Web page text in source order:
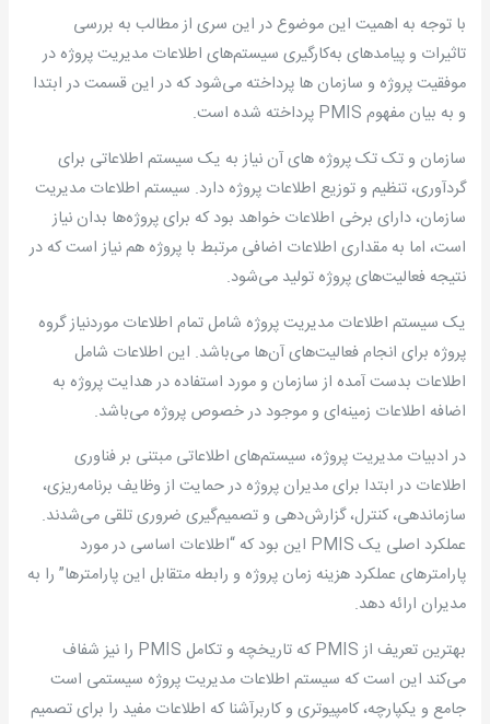
با توجه به اهمیت این موضوع در این سری از مطالب به بررسی
تاثیرات و پیامدهای به‌کارگیری سیستم‌های اطلاعات مدیریت پروژه در
موفقیت پروژه و سازمان ها پرداخته می‌شود که در این قسمت در ابتدا
و به بیان مفهوم PMIS پرداخته شده است.
سازمان و تک تک پروژه های آن نیاز به یک سیستم اطلاعاتی برای
گردآوری، تنظیم و توزیع اطلاعات پروژه دارد. سیستم اطلاعات مدیریت
سازمان، دارای برخی اطلاعات خواهد بود که برای پروژه‌ها بدان نیاز
است، اما به مقداری اطلاعات اضافی مرتبط با پروژه هم نیاز است که در
نتیجه فعالیت‌های پروژه تولید می‌شود.
یک سیستم اطلاعات مدیریت پروژه شامل تمام اطلاعات موردنیاز گروه
پروژه برای انجام فعالیت‌های آ‌ن‌ها می‌باشد. این اطلاعات شامل
اطلاعات بدست آمده از سازمان و مورد استفاده در هدایت پروژه به
اضافه اطلاعات زمینه‌ای و موجود در خصوص پروژه می‌باشد.
در ادبیات مدیریت پروژه، سیستم‌های اطلاعاتی مبتنی بر فناوری
اطلاعات در ابتدا برای مدیران پروژه در حمایت از وظایف برنامه‌ریزی،
سازماندهی، کنترل، گزارش‌دهی و تصمیم‌گیری ضروری تلقی می‌شدند.
عملکرد اصلی یک PMIS این بود که “اطلاعات اساسی در مورد
پارامترهای عملکرد هزینه زمان پروژه و رابطه متقابل این پارامترها” را به
مدیران ارائه دهد.
بهترین تعریف از PMIS که تاریخچه و تکامل PMIS را نیز شفاف
می‌کند این است که سیستم اطلاعات مدیریت پروژه سیستمی است
جامع و یکپارچه، کامپیوتری و کاربرآشنا که اطلاعات مفید را برای تصمیم